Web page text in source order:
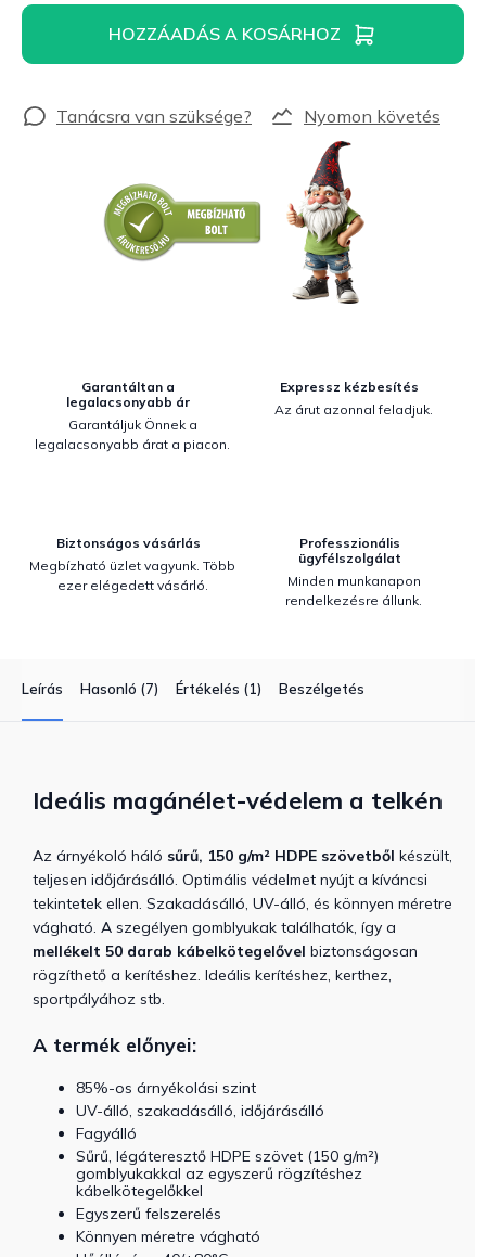
HOZZÁADÁS A KOSÁRHOZ
Nyomon követés
Garantáltan a
legalacsonyabb ár
Garantáljuk Önnek a
legalacsonyabb árat a piacon.
Expressz kézbesítés
Az árut azonnal feladjuk.
Biztonságos vásárlás
Megbízható üzlet vagyunk. Több
ezer elégedett vásárló.
Professzionális
ügyfélszolgálat
Minden munkanapon
rendelkezésre állunk.
Leírás Hasonló (7) Értékelés (1) Beszélgetés
Ideális magánélet-védelem a telkén
Az árnyékoló háló sűrű, 150 g/m² HDPE szövetből készült,
teljesen időjárásálló. Optimális védelmet nyújt a kíváncsi
tekintetek ellen. Szakadásálló, UV-álló, és könnyen méretre
vágható. A szegélyen gomblyukak találhatók, így a
mellékelt 50 darab kábelkötegelővel biztonságosan
rögzíthető a kerítéshez. Ideális kerítéshez, kerthez,
sportpályához stb.
A termék előnyei:
85%-os árnyékolási szint
UV-álló, szakadásálló, időjárásálló
Fagyálló
Sűrű, légáteresztő HDPE szövet (150 g/m²)
gomblyukakkal az egyszerű rögzítéshez
kábelkötegelőkkel
Egyszerű felszerelés
Könnyen méretre vágható